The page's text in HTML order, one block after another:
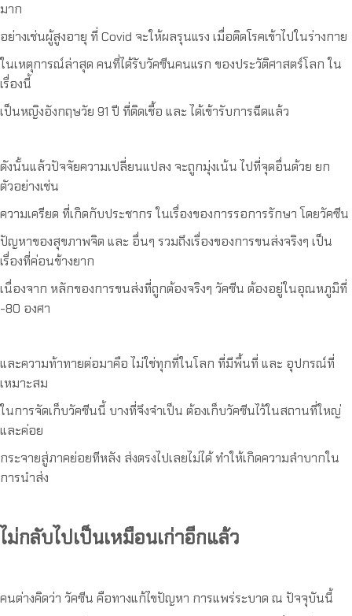
มาก
อย่างเช่นผู้สูงอายุ ที่ Covid จะให้ผลรุนแรง เมื่อติดโรคเข้าไปในร่างกาย
ในเหตุการณ์ล่าสุด คนที่ได้รับวัคซีนคนแรก ของประวัติศาสตร์โลก ใน
เรื่องนี้
เป็นหญิงอังกฤษวัย 91 ปี ที่ติดเชื้อ และ ได้เข้ารับการฉีดแล้ว
ดังนั้นแล้วปัจจัยความเปลี่ยนแปลง จะถูกมุ่งเน้น ไปที่จุดอื่นด้วย ยก
ตัวอย่างเช่น
ความเครียด ที่เกิดกับประชากร ในเรื่องของการรอการรักษา โดยวัคซีน
ปัญหาของสุขภาพจิต และ อื่นๆ รวมถึงเรื่องของการขนส่งจริงๆ เป็น
เรื่องที่ค่อนข้างยาก
เนื่องจาก หลักของการขนส่งที่ถูกต้องจริงๆ วัคซีน ต้องอยู่ในอุณหภูมิที่
-80 องศา
และความท้าทายต่อมาคือ ไม่ใช่ทุกที่ในโลก ที่มีพื้นที่ และ อุปกรณ์ที่
เหมาะสม
ในการจัดเก็บวัคซีนนี้ บางที่จึงจำเป็น ต้องเก็บวัคซีนไว้ในสถานที่ใหญ่
และค่อย
กระจายสู่ภาคย่อยทีหลัง ส่งตรงไปเลยไม่ได้ ทำให้เกิดความลำบากใน
การนำส่ง
ไม่กลับไปเป็นเหมือนเก่าอีกแล้ว
คนต่างคิดว่า วัคซีน คือทางแก้ไขปัญหา การแพร่ระบาด ณ ปัจจุบันนี้